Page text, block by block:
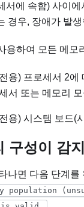
서에 속함) 사이
경우, 장애가 발
용하여 모든 메모
용) 프로세서 2
서 또는 메모리
용) 시스템 보드(
구성이 감
나면 다음 단계를
population